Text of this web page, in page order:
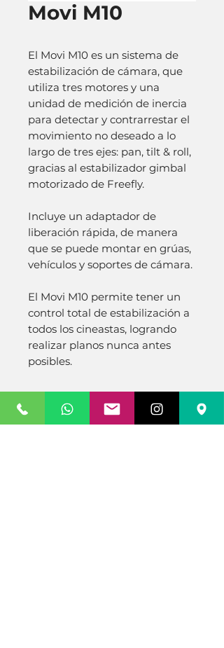
Movi M10
El Movi M10 es un sistema de
estabilización de cámara, que
utiliza tres motores y una
unidad de medición de inercia
para detectar y contrarrestar el
movimiento no deseado a lo
largo de tres ejes: pan, tilt & roll,
gracias al estabilizador gimbal
motorizado de Freefly.
Incluye un adaptador de
liberación rápida, de manera
que se puede montar en grúas,
vehículos y soportes de cámara.
El Movi M10 permite tener un
control total de estabilización a
todos los cineastas, logrando
realizar planos nunca antes
posibles.
Related Products